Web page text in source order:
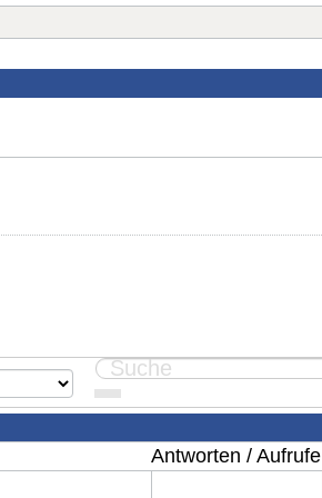
Antworten / Aufrufe